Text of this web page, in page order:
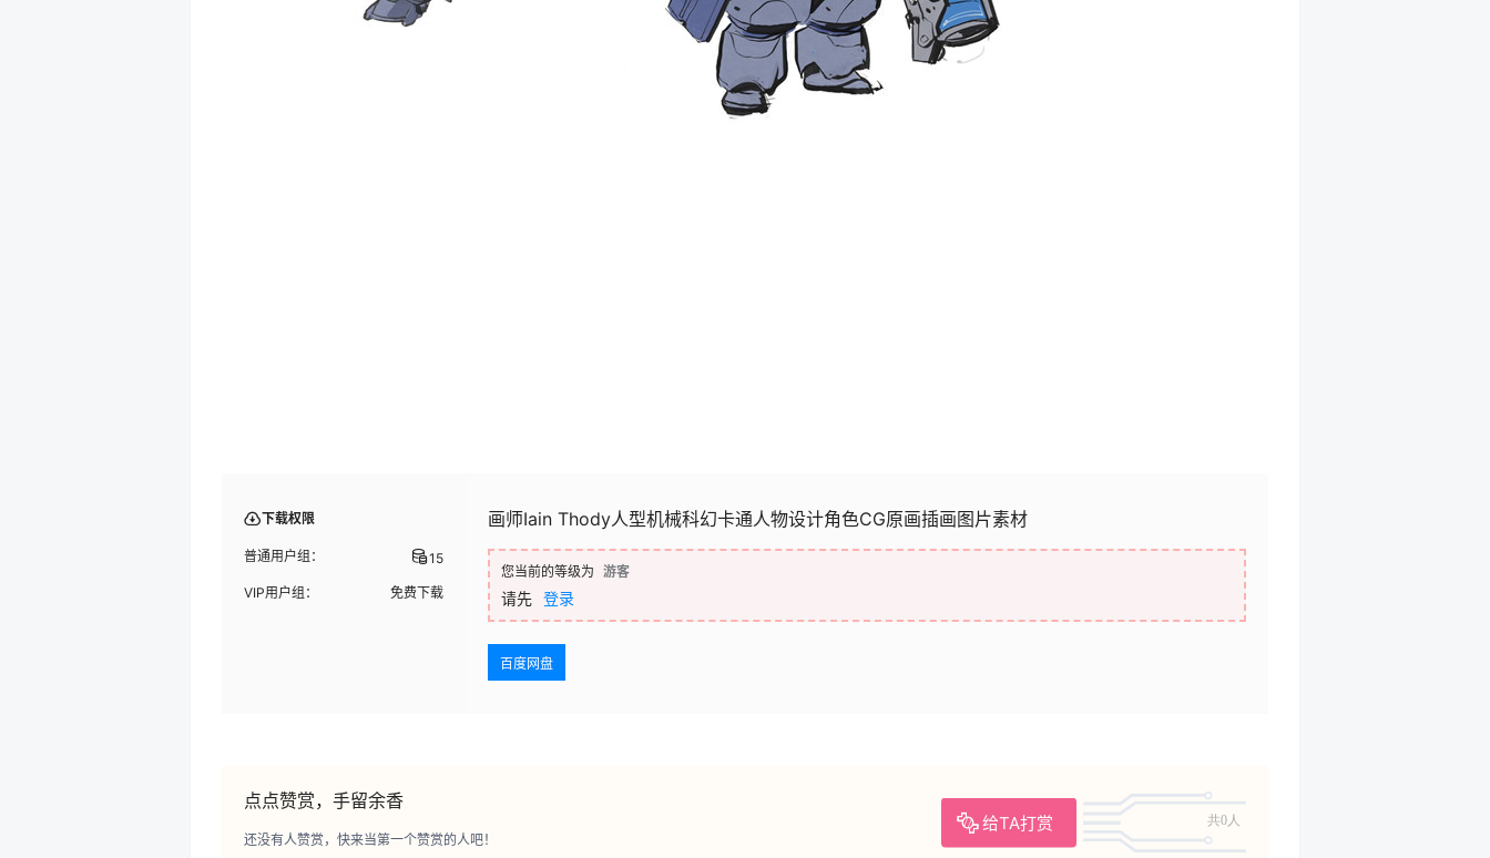
下载权限
普通用户组： 15
VIP用户组： 免费下载
画师Iain Thody人型机械科幻卡通人物设计角色CG原画插画图片素材
您当前的等级为 游客
请先 登录
百度网盘
点点赞赏，手留余香
给TA打赏 共0人
还没有人赞赏，快来当第一个赞赏的人吧！